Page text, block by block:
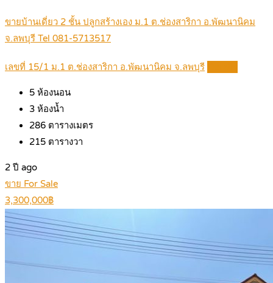
ขายบ้านเดี่ยว 2 ชั้น ปลูกสร้างเอง ม.1 ต.ช่องสาริกา อ.พัฒนานิคม
จ.ลพบุรี Tel 081-5713517
เลขที่ 15/1 ม.1 ต.ช่องสาริกา อ.พัฒนานิคม จ.ลพบุรี
5 ห้องนอน
3 ห้องน้ำ
286 ตารางเมตร
215 ตารางวา
2 ปี ago
ขาย For Sale
3,300,000฿